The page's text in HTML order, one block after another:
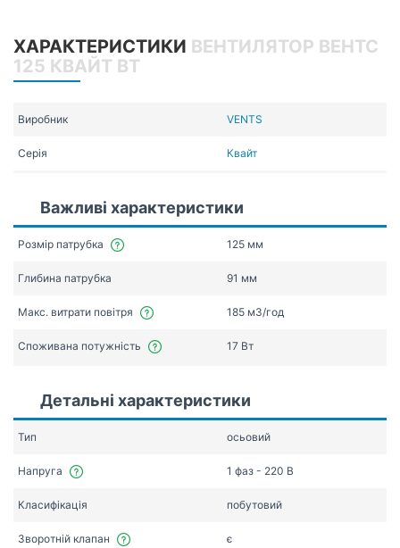
ХАРАКТЕРИСТИКИ ВЕНТИЛЯТОР ВЕНТС
125 КВАЙТ ВТ
Виробник VENTS
Серія Квайт
Важливі характеристики
Розмір патрубка 125 мм
Глибина патрубка 91 мм
Макс. витрати повітря 185 мЗ/год
Споживана потужність 17 Вт
Детальні характеристики
Тип осьовий
Напруга 1 фаз - 220 В
Класифікація побутовий
Зворотній клапан є